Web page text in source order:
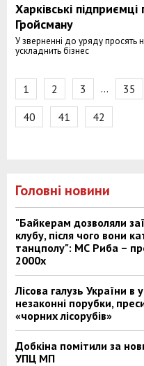
Харківські
Гройсману
У зверненні до уряду просять
ускладнить бізнес
1 2 3 … 35
40
41 42
Головні новини
"Байкерам дозволяли
клубу, після чого вони
танцполу": МС Риба –
2000х
Лісова галузь України в
незаконні порубки,
«чорних лісорубів»
Добкіна помітили за
УПЦ МП